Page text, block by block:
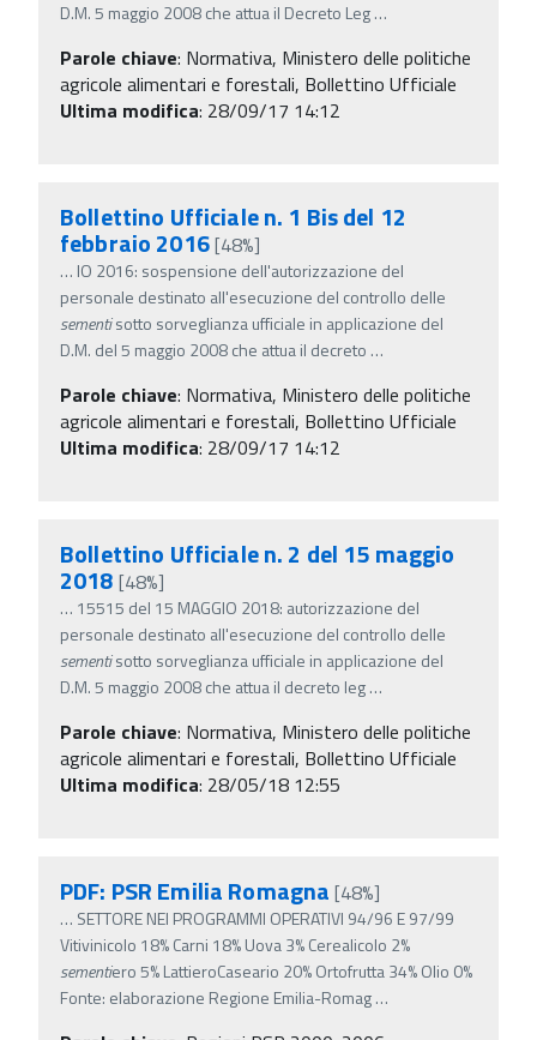
D.M. 5 maggio 2008 che attua il Decreto Leg…
Parole chiave: Normativa, Ministero delle politiche
agricole alimentari e forestali, Bollettino Ufficiale
Ultima modifica: 28/09/17 14:12
Bollettino Ufficiale n. 1 Bis del 12
febbraio 2016[48%]
… IO 2016: sospensione dell'autorizzazione del
personale destinato all'esecuzione del controllo delle
sementisotto sorveglianza ufficiale in applicazione del
D.M. del 5 maggio 2008 che attua il decreto …
Parole chiave: Normativa, Ministero delle politiche
agricole alimentari e forestali, Bollettino Ufficiale
Ultima modifica: 28/09/17 14:12
Bollettino Ufficiale n. 2 del 15 maggio
2018 [48%]
… 15515 del 15 MAGGIO 2018: autorizzazione del
personale destinato all'esecuzione del controllo delle
sementisotto sorveglianza ufficiale in applicazione del
D.M. 5 maggio 2008 che attua il decreto leg…
Parole chiave: Normativa, Ministero delle politiche
agricole alimentari e forestali, Bollettino Ufficiale
Ultima modifica: 28/05/18 12:55
PDF: PSR Emilia Romagna [48%]
… SETTORE NEI PROGRAMMI OPERATIVI 94/96 E 97/99
Vitivinicolo 18% Carni 18% Uova 3% Cerealicolo 2%
sementiero 5% LattieroCaseario 20% Ortofrutta 34% Olio 0%
Fonte: elaborazione Regione Emilia-Romag…